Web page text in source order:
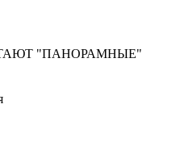
"ПАНОРАМНЫЕ"